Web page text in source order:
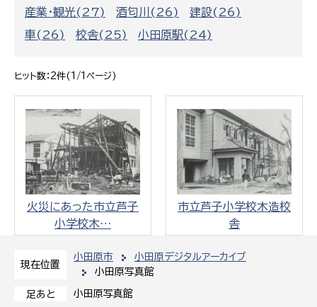
現在位置
小田原市
小田原デジタルアーカイブ
小田原写真館
足あと 小田原写真館
産業・観光(27)
酒匂川(26)
建設(26)
車(26)
校舎(25) 小田原駅(24)
ヒット数：2件(1/1ページ)
火災にあった市立芦子
小学校木…
市立芦子小学校木造校
舎